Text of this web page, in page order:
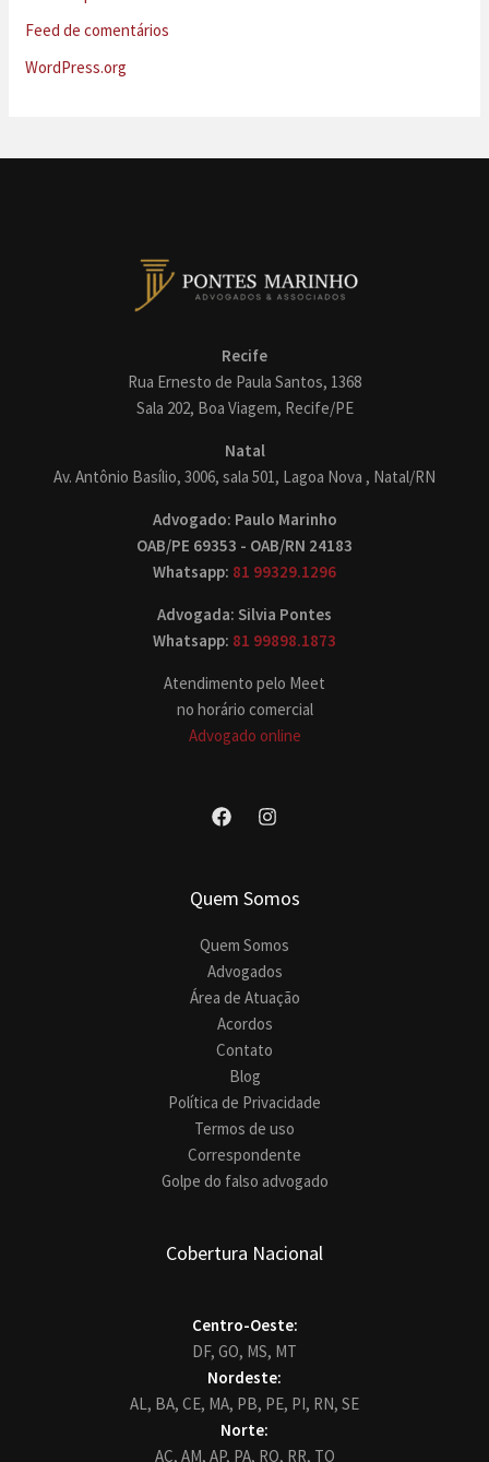
Feed de comentários
WordPress.org
Recife
Rua Ernesto de Paula Santos, 1368
Sala 202, Boa Viagem, Recife/PE
Natal
Av. Antônio Basílio, 3006, sala 501, Lagoa Nova , Natal/RN
Advogado: Paulo Marinho
OAB/PE 69353 - OAB/RN 24183
Whatsapp: 81 99329.1296
Advogada: Silvia Pontes
Whatsapp: 81 99898.1873
Atendimento pelo Meet
no horário comercial
Advogado online
Quem Somos
Quem Somos
Advogados
Área de Atuação
Acordos
Contato
Blog
Política de Privacidade
Termos de uso
Correspondente
Golpe do falso advogado
Cobertura Nacional
Centro-Oeste:
DF, GO, MS, MT
Nordeste:
AL, BA, CE, MA, PB, PE, PI, RN, SE
Norte:
AC, AM, AP, PA, RO, RR, TO